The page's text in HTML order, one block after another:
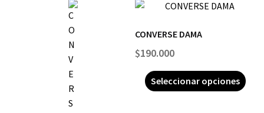
CONVERSE DAMA
$190.000
Seleccionar opciones